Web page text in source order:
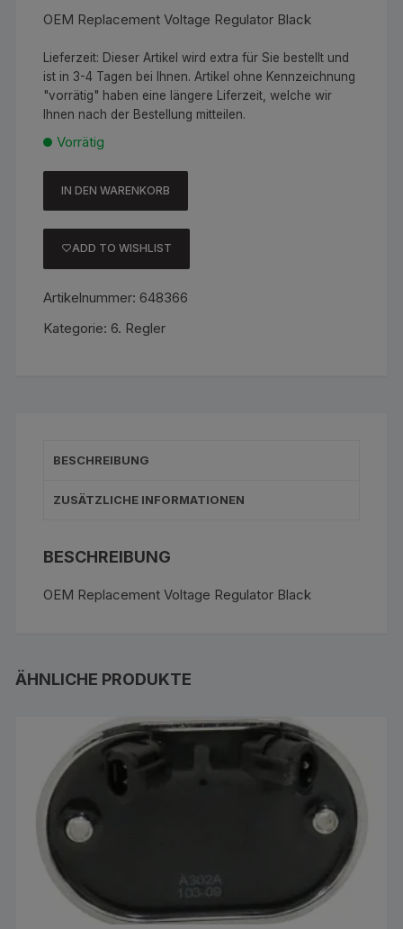
OEM Replacement Voltage Regulator Black
Lieferzeit: Dieser Artikel wird extra für Sie bestellt und
ist in 3-4 Tagen bei Ihnen. Artikel ohne Kennzeichnung
"vorrätig" haben eine längere Liferzeit, welche wir
Ihnen nach der Bestellung mitteilen.
Vorrätig
OEM
Voltage
Regulator
Menge
IN DEN WARENKORB
ADD TO WISHLIST
Artikelnummer: 648366
Kategorie: 6. Regler
BESCHREIBUNG
ZUSÄTZLICHE INFORMATIONEN
BESCHREIBUNG
OEM Replacement Voltage Regulator Black
ÄHNLICHE PRODUKTE